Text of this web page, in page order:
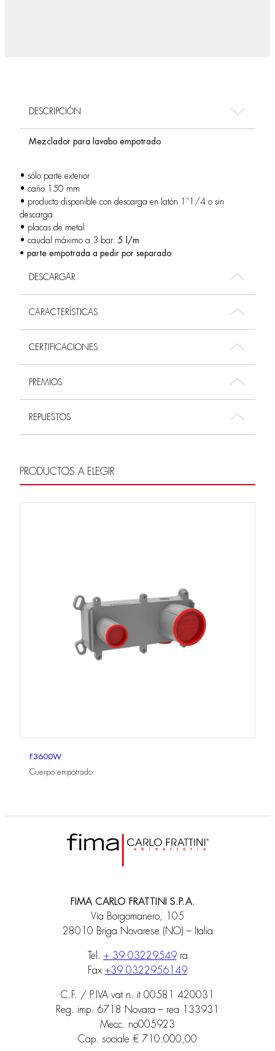
DESCRIPCIÓN
Mezclador para lavabo empotrado
• sólo parte exterior
• caño 150 mm
• producto disponible con descarga en latón 1”1/4 o sin
descarga
• placas de metal
• caudal máximo a 3 bar: 5 l/m
• parte empotrada a pedir por separado
DESCARGAR
CARACTERÍSTICAS
CERTIFICACIONES
PREMIOS
REPUESTOS
PRODUCTOS A ELEGIR
F3600W
Cuerpo empotrado
FIMA CARLO FRATTINI S.P.A.
Via Borgomanero, 105
28010 Briga Novarese (NO) – Italia
Tel. + 39 03229549ra
Fax +39 0322956149
C.F. / P.IVA vat n. it 00581 420031
Reg. imp. 6718 Novara – rea 133931
Mecc. no005923
Cap. sociale € 710.000,00